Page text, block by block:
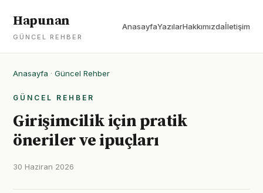
Hapunan
GÜNCEL REHBER
AnasayfaYazılarHakkımızdaİletişim
Anasayfa · Güncel Rehber
GÜNCEL REHBER
Girişimcilik için pratik
öneriler ve ipuçları
30 Haziran 2026